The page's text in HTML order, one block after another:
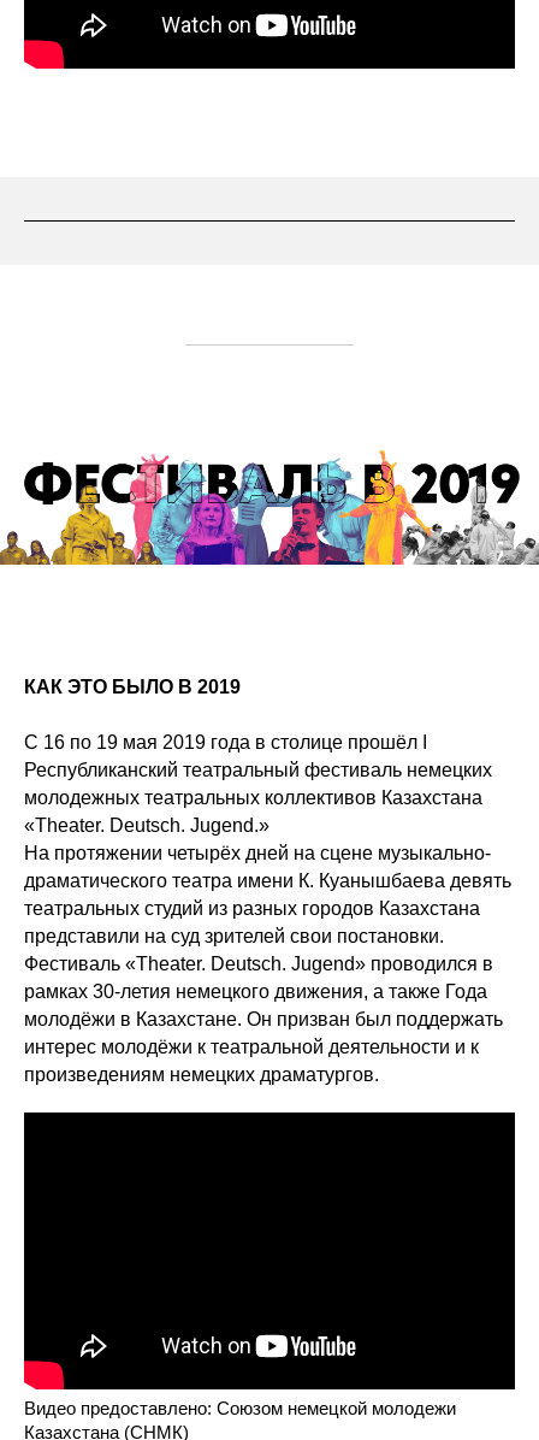
КАК ЭТО БЫЛО В 2019
С 16 по 19 мая 2019 года в столице прошёл I
Республиканский театральный фестиваль немецких
молодежных театральных коллективов Казахстана
«Theater. Deutsch. Jugend.»
На протяжении четырёх дней на сцене музыкально-
драматического театра имени К. Куанышбаева девять
театральных студий из разных городов Казахстана
представили на суд зрителей свои постановки.
Фестиваль «Theater. Deutsch. Jugend» проводился в
рамках 30-летия немецкого движения, а также Года
молодёжи в Казахстане. Он призван был поддержать
интерес молодёжи к театральной деятельности и к
произведениям немецких драматургов.
Видео предоставлено: Союзом немецкой молодежи
Казахстана (СНМК)